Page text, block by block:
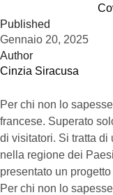
Published
Gennaio 20, 2025
Author
Cinzia Siracusa
Per chi non lo
francese. Superato
di visitatori. Si tratta di
nella regione dei
presentato un
Per chi non lo